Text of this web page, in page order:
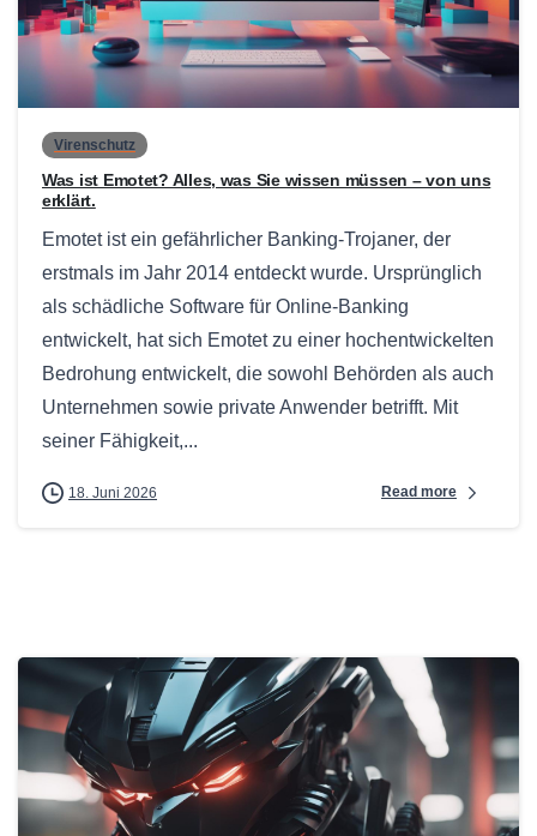
0
Virenschutz
Was ist Emotet? Alles, was Sie wissen müssen – von uns
erklärt.
Emotet ist ein gefährlicher Banking-Trojaner, der
erstmals im Jahr 2014 entdeckt wurde. Ursprünglich
als schädliche Software für Online-Banking
entwickelt, hat sich Emotet zu einer hochentwickelten
Bedrohung entwickelt, die sowohl Behörden als auch
Unternehmen sowie private Anwender betrifft. Mit
seiner Fähigkeit,...
18. Juni 2026 Read more